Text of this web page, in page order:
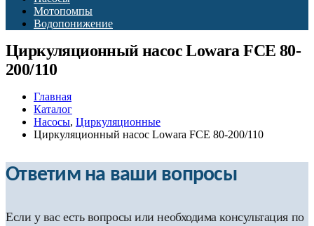
Мотопомпы
Водопонижение
Циркуляционный насос Lowara FCE 80-
200/110
Главная
Каталог
Насосы, Циркуляционные
Циркуляционный насос Lowara FCE 80-200/110
Ответим на ваши вопросы
Если у вас есть вопросы или необходима консультация по